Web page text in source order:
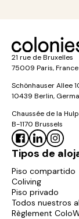
21 rue de Bruxelles
75009 Paris, France
Schönhauser Allee
10439 Berlin,
Chaussée de la
B-1170 Brussels
Tipos de
Piso compartido
Coliving
Piso privado
Todos nuestros
Règlement